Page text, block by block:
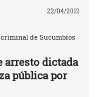
22/04/2012
de Sucumbíos
arresto dictada
pública por